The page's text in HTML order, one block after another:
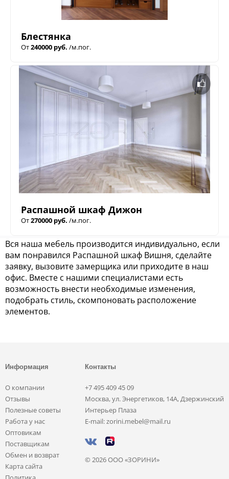
Блестянка
От240000 руб. /м.пог.
Распашной шкаф Дижон
От270000 руб. /м.пог.
Вся наша мебель производится индивидуально, если
вам понравился Распашной шкаф Вишня, сделайте
заявку, вызовите замерщика или приходите в наш
офис. Вместе с нашими специалистами есть
возможность внести необходимые изменения,
подобрать стиль, скомпоновать расположение
элементов.
Информация
О компании
Отзывы
Полезные советы
Работа у нас
Оптовикам
Поставщикам
Обмен и возврат
Карта сайта
Контакты
+7 495 409 45 09
Москва, ул. Энергетиков, 14А, Дзержинский
Интерьер Плаза
E-mail: zorini.mebel@mail.ru
© 2026 ООО «ЗОРИНИ»